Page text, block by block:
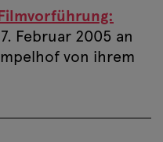
Februar 2005 an
von ihrem